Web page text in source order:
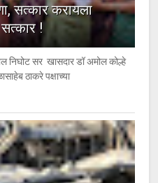
सत्कार करायला
!
निघोट सर खासदार डॉ अमोल कोल्हे
ठाकरे पक्षाच्या